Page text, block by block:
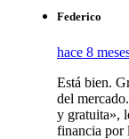
Federico
hace 8
Está bien.
del
y gratuita»,
financia por